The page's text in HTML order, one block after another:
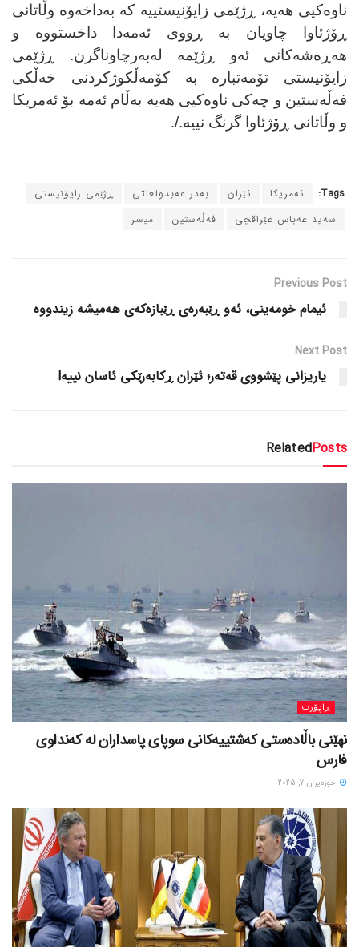
ناوەکیی هەیە، ڕژێمی زایۆنیستییە کە بەداخەوە وڵاتانی
ڕۆژئاوا چاویان بە ڕووی ئەمەدا داخستووە و
هەڕەشەکانی ئەو ڕژێمە لەبەرچاوناگرن. ڕژێمی
زایۆنیستی تۆمەتبارە بە کۆمەڵکوژکردنی خەڵکی
فەڵەستین و چەکی ناوەکیی هەیە بەڵام ئەمە بۆ ئەمریکا
و وڵاتانی ڕۆژئاوا گرنگ نییە./.
Tags: ئەمریکا ئێران بەدر عەبدولعاتی
ڕژێمی زایۆنیستی
سەید عەباس عێراقچی
فەڵەستین میسر
Previous Post
ئیمام خومەینی، ئەو ڕێبەرەی ڕێبازەکەی هەمیشە زیندووە
Next Post
یاریزانی پێشووی قەتەر؛ ئێران ڕکابەرێکی ئاسان نییە!
RelatedPosts
ڕاپۆرت
نهێنی باڵادەستی کەشتییەکانی سوپای پاسداران لە کەنداوی
فارس
حوزه‌یران 7, 2025